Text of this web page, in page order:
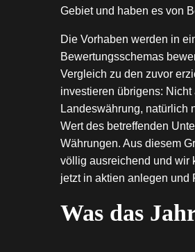
Gebiet und haben es von
Die Vorhaben werden in
Bewertungsschemas
Vergleich zu den zuvor
investieren übrigens:
Landeswährung, natürlich
Wert des betreffenden
Währungen. Aus diesem
völlig ausreichend und wir
jetzt in aktien anlegen und
Was das